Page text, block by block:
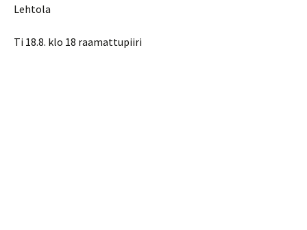
Lehtola
Ti 18.8. klo 18 raamattupiiri